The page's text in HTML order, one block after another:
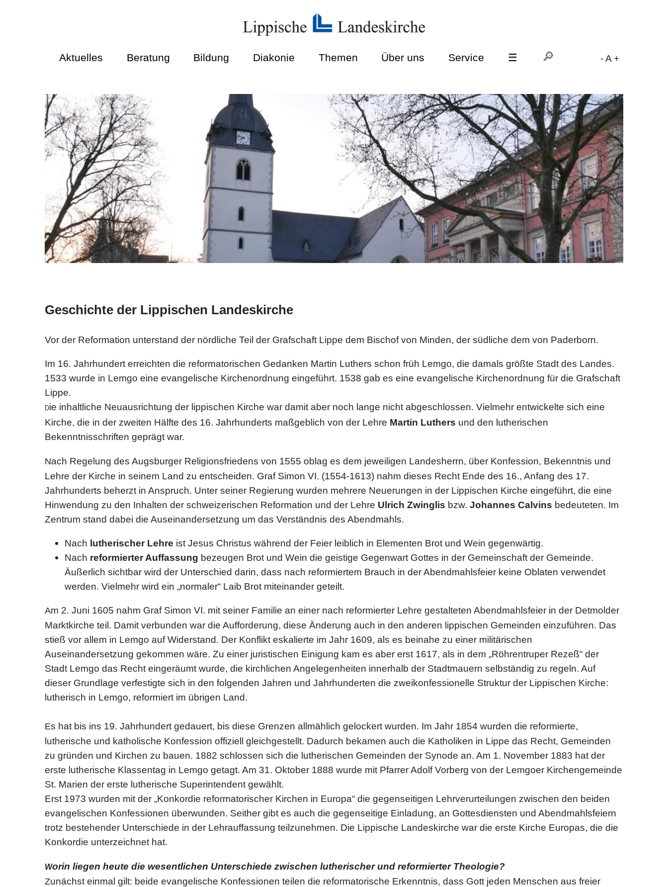
Aktuelles Beratung Bildung Diakonie Themen Über uns Service ☰ - A +
Geschichte der Lippischen Landeskirche
Vor der Reformation unterstand der nördliche Teil der Grafschaft Lippe dem Bischof von Minden, der südliche dem von Paderborn.
Im 16. Jahrhundert erreichten die reformatorischen Gedanken Martin Luthers schon früh Lemgo, die damals größte Stadt des Landes.
1533 wurde in Lemgo eine evangelische Kirchenordnung eingeführt. 1538 gab es eine evangelische Kirchenordnung für die Grafschaft
Lippe.
Die inhaltliche Neuausrichtung der lippischen Kirche war damit aber noch lange nicht abgeschlossen. Vielmehr entwickelte sich eine
Kirche, die in der zweiten Hälfte des 16. Jahrhunderts maßgeblich von der Lehre Martin Luthers und den lutherischen
Bekenntnisschriften geprägt war.
Nach Regelung des Augsburger Religionsfriedens von 1555 oblag es dem jeweiligen Landesherrn, über Konfession, Bekenntnis und
Lehre der Kirche in seinem Land zu entscheiden. Graf Simon VI. (1554-1613) nahm dieses Recht Ende des 16., Anfang des 17.
Jahrhunderts beherzt in Anspruch. Unter seiner Regierung wurden mehrere Neuerungen in der Lippischen Kirche eingeführt, die eine
Hinwendung zu den Inhalten der schweizerischen Reformation und der Lehre Ulrich Zwinglis bzw.Johannes Calvins bedeuteten. Im
Zentrum stand dabei die Auseinandersetzung um das Verständnis des Abendmahls.
Nach lutherischer Lehre ist Jesus Christus während der Feier leiblich in Elementen Brot und Wein gegenwärtig.
Nach reformierter Auffassung bezeugen Brot und Wein die geistige Gegenwart Gottes in der Gemeinschaft der Gemeinde.
Äußerlich sichtbar wird der Unterschied darin, dass nach reformiertem Brauch in der Abendmahlsfeier keine Oblaten verwendet
werden. Vielmehr wird ein „normaler“ Laib Brot miteinander geteilt.
Am 2. Juni 1605 nahm Graf Simon VI. mit seiner Familie an einer nach reformierter Lehre gestalteten Abendmahlsfeier in der Detmolder
Marktkirche teil. Damit verbunden war die Aufforderung, diese Änderung auch in den anderen lippischen Gemeinden einzuführen. Das
stieß vor allem in Lemgo auf Widerstand. Der Konflikt eskalierte im Jahr 1609, als es beinahe zu einer militärischen
Auseinandersetzung gekommen wäre. Zu einer juristischen Einigung kam es aber erst 1617, als in dem „Röhrentruper Rezeß“ der
Stadt Lemgo das Recht eingeräumt wurde, die kirchlichen Angelegenheiten innerhalb der Stadtmauern selbständig zu regeln. Auf
dieser Grundlage verfestigte sich in den folgenden Jahren und Jahrhunderten die zweikonfessionelle Struktur der Lippischen Kirche:
lutherisch in Lemgo, reformiert im übrigen Land.
Es hat bis ins 19. Jahrhundert gedauert, bis diese Grenzen allmählich gelockert wurden. Im Jahr 1854 wurden die reformierte,
lutherische und katholische Konfession offiziell gleichgestellt. Dadurch bekamen auch die Katholiken in Lippe das Recht, Gemeinden
zu gründen und Kirchen zu bauen. 1882 schlossen sich die lutherischen Gemeinden der Synode an. Am 1. November 1883 hat der
erste lutherische Klassentag in Lemgo getagt. Am 31. Oktober 1888 wurde mit Pfarrer Adolf Vorberg von der Lemgoer Kirchengemeinde
St. Marien der erste lutherische Superintendent gewählt.
Erst 1973 wurden mit der „Konkordie reformatorischer Kirchen in Europa“ die gegenseitigen Lehrverurteilungen zwischen den beiden
evangelischen Konfessionen überwunden. Seither gibt es auch die gegenseitige Einladung, an Gottesdiensten und Abendmahlsfeiern
trotz bestehender Unterschiede in der Lehrauffassung teilzunehmen. Die Lippische Landeskirche war die erste Kirche Europas, die die
Konkordie unterzeichnet hat.
Worin liegen heute die wesentlichen Unterschiede zwischen lutherischer und reformierter Theologie?
Zunächst einmal gilt: beide evangelische Konfessionen teilen die reformatorische Erkenntnis, dass Gott jeden Menschen aus freier